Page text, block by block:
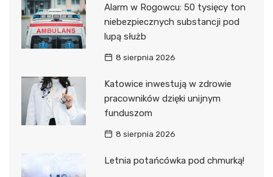
Alarm w Rogowcu: 50 tysięcy ton
niebezpiecznych substancji pod
lupą służb
8 sierpnia 2026
Katowice inwestują w zdrowie
pracowników dzięki unijnym
funduszom
8 sierpnia 2026
Letnia potańcówka pod chmurką!